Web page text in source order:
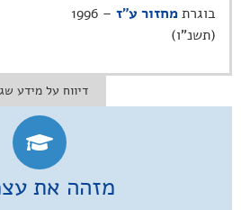
בוגרתמחזור ע"ז
– 1996
(תשנ"ו)
דיווח על מידע
מזהה את